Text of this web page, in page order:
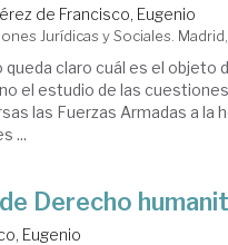
de Francisco, Eugenio
Jurídicas y Sociales.
claro cuál es el objeto
el estudio de las
las Fuerzas Armadas a la
...
Derecho
Eugenio